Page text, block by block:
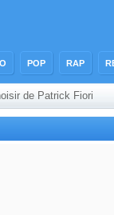
POP RAP
de Patrick Fiori